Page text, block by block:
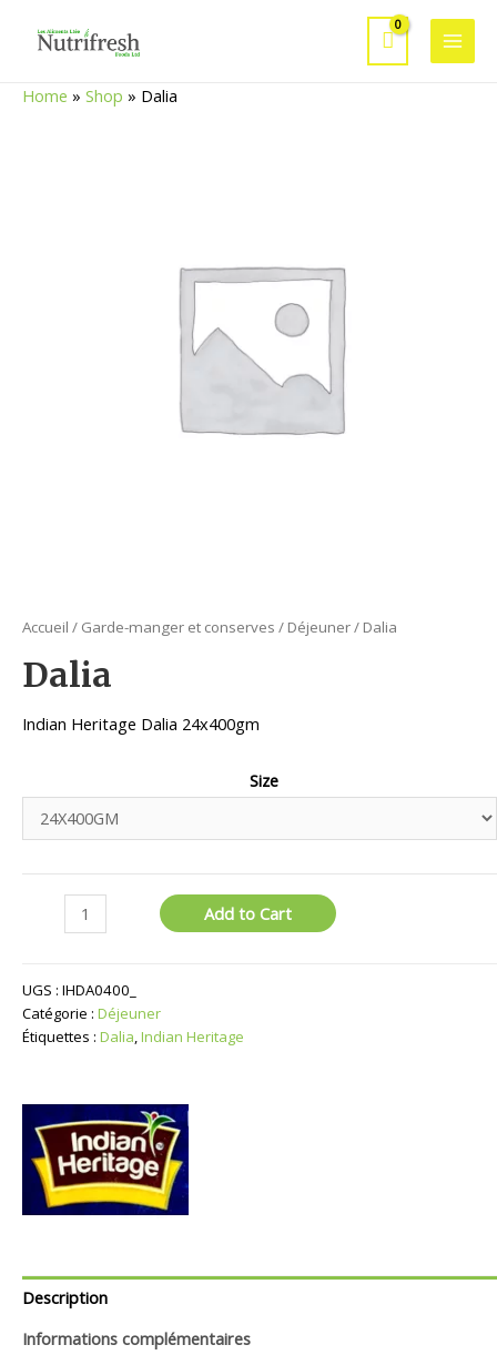
Main
Home » Shop » Dalia
Accueil / Garde-manger et conserves / Déjeuner/ Dalia
Dalia
Indian Heritage Dalia 24x400gm
Size
quantité
Add to Cart
UGS : IHDA0400_
Catégorie : Déjeuner
Étiquettes : Dalia,Indian Heritage
Description
Informations complémentaires